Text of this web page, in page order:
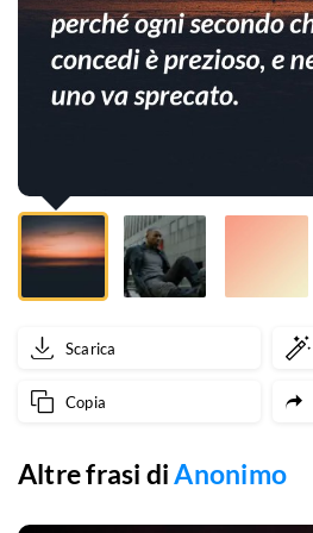
nuova
giornata
È
una
giornata
che
ho
di
Scarica
Copia
Altre frasi diAnonimo